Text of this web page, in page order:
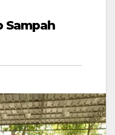
Sampah